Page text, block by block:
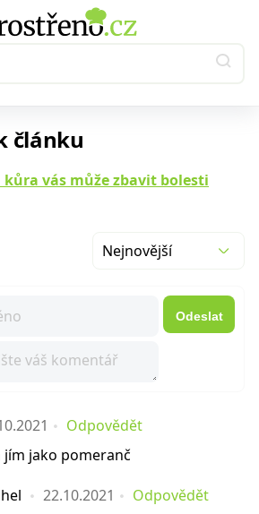
článku
vás může zbavit bolesti
Nejnovější
Odeslat
Odpovědět
jím jako pomeranč
22.10.2021
Odpovědět